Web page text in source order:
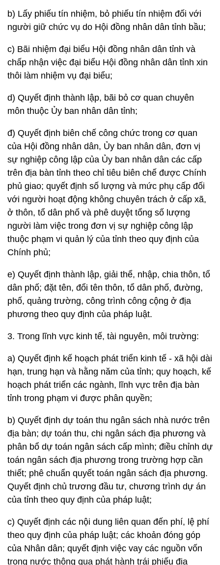
b) Lấy phiếu tín nhiệm, bỏ phiếu tín nhiệm đối với
người giữ chức vụ do Hội đồng nhân dân tỉnh bầu;
c) Bãi nhiệm đại biểu Hội đồng nhân dân tỉnh và
chấp nhận việc đại biểu Hội đồng nhân dân tỉnh xin
thôi làm nhiệm vụ đại biểu;
d) Quyết định thành lập, bãi bỏ cơ quan chuyên
môn thuộc Ủy ban nhân dân tỉnh;
đ) Quyết định biên chế công chức trong cơ quan
của Hội đồng nhân dân, Ủy ban nhân dân, đơn vị
sự nghiệp công lập của Ủy ban nhân dân các cấp
trên địa bàn tỉnh theo chỉ tiêu biên chế được Chính
phủ giao; quyết định số lượng và mức phụ cấp đối
với người hoạt động không chuyên trách ở cấp xã,
ở thôn, tổ dân phố và phê duyệt tổng số lượng
người làm việc trong đơn vị sự nghiệp công lập
thuộc phạm vi quản lý của tỉnh theo quy định của
Chính phủ;
e) Quyết định thành lập, giải thể, nhập, chia thôn, tổ
dân phố; đặt tên, đổi tên thôn, tổ dân phố, đường,
phố, quảng trường, công trình công cộng ở địa
phương theo quy định của pháp luật.
3. Trong lĩnh vực kinh tế, tài nguyên, môi trường:
a) Quyết định kế hoạch phát triển kinh tế - xã hội dài
hạn, trung hạn và hằng năm của tỉnh; quy hoạch, kế
hoạch phát triển các ngành, lĩnh vực trên địa bàn
tỉnh trong phạm vi được phân quyền;
b) Quyết định dự toán thu ngân sách nhà nước trên
địa bàn; dự toán thu, chi ngân sách địa phương và
phân bổ dự toán ngân sách cấp mình; điều chỉnh dự
toán ngân sách địa phương trong trường hợp cần
thiết; phê chuẩn quyết toán ngân sách địa phương.
Quyết định chủ trương đầu tư, chương trình dự án
của tỉnh theo quy định của pháp luật;
c) Quyết định các nội dung liên quan đến phí, lệ phí
theo quy định của pháp luật; các khoản đóng góp
của Nhân dân; quyết định việc vay các nguồn vốn
trong nước thông qua phát hành trái phiếu địa